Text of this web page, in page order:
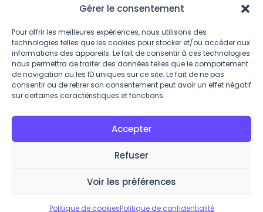
Gérer le consentement
Pour offrir les meilleures expériences, nous utilisons des
technologies telles que les cookies pour stocker et/ou accéder aux
informations des appareils. Le fait de consentir à ces technologies
nous permettra de traiter des données telles que le comportement
de navigation ou les ID uniques sur ce site. Le fait de ne pas
consentir ou de retirer son consentement peut avoir un effet négatif
sur certaines caractéristiques et fonctions.
Accepter
Refuser
Voir les préférences
Politique de cookiesPolitique de confidentialité
Conditions Générales
Politique de confidentialité
Gestion des Cookies